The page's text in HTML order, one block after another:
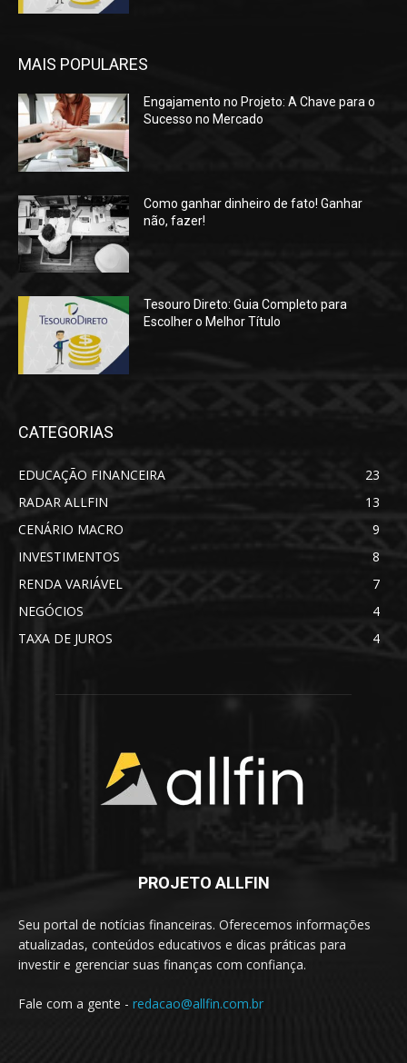
MAIS POPULARES
Engajamento no Projeto: A Chave para o
Sucesso no Mercado
Como ganhar dinheiro de fato! Ganhar
não, fazer!
Tesouro Direto: Guia Completo para
Escolher o Melhor Título
CATEGORIAS
EDUCAÇÃO FINANCEIRA
23
RADAR ALLFIN
13
CENÁRIO MACRO
9
INVESTIMENTOS
8
RENDA VARIÁVEL
7
NEGÓCIOS
4
TAXA DE JUROS
4
PROJETO ALLFIN
Seu portal de notícias financeiras. Oferecemos informações
atualizadas, conteúdos educativos e dicas práticas para
investir e gerenciar suas finanças com confiança.
Fale com a gente - redacao@allfin.com.br